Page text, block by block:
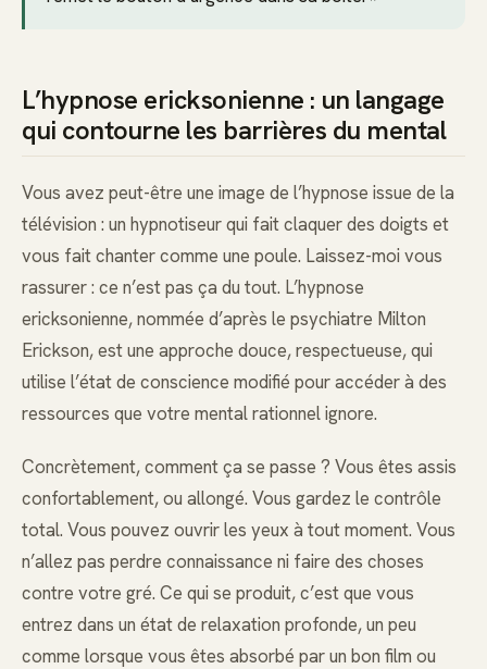
L’hypnose ericksonienne : un langage
qui contourne les barrières du mental
Vous avez peut-être une image de l’hypnose issue de la
télévision : un hypnotiseur qui fait claquer des doigts et
vous fait chanter comme une poule. Laissez-moi vous
rassurer : ce n’est pas ça du tout. L’hypnose
ericksonienne, nommée d’après le psychiatre Milton
Erickson, est une approche douce, respectueuse, qui
utilise l’état de conscience modifié pour accéder à des
ressources que votre mental rationnel ignore.
Concrètement, comment ça se passe ? Vous êtes assis
confortablement, ou allongé. Vous gardez le contrôle
total. Vous pouvez ouvrir les yeux à tout moment. Vous
n’allez pas perdre connaissance ni faire des choses
contre votre gré. Ce qui se produit, c’est que vous
entrez dans un état de relaxation profonde, un peu
comme lorsque vous êtes absorbé par un bon film ou